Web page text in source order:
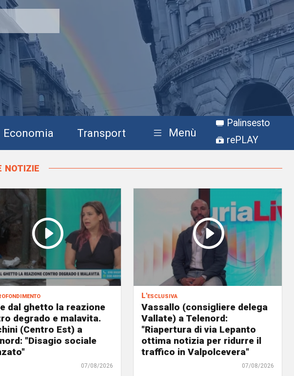
Economia Transport Menù
Palinsesto
rePLAY
dal ghetto la reazione
degrado e malavita.
(Centro Est) a
"Disagio sociale
07/08/2026
L'esclusiva
Vassallo (consigliere delega
Vallate) a Telenord:
"Riapertura di via Lepanto
ottima notizia per ridurre il
traffico in Valpolcevera"
07/08/2026